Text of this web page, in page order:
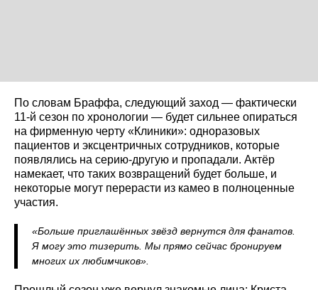
По словам Браффа, следующий заход — фактически
11‑й сезон по хронологии — будет сильнее опираться
на фирменную черту «Клиники»: одноразовых
пациентов и эксцентричных сотрудников, которые
появлялись на серию‑другую и пропадали. Актёр
намекает, что таких возвращений будет больше, и
некоторые могут перерасти из камео в полноценные
участия.
«Больше приглашённых звёзд вернутся для фанатов.
Я могу это тизерить. Мы прямо сейчас бронируем
многих их любимчиков».